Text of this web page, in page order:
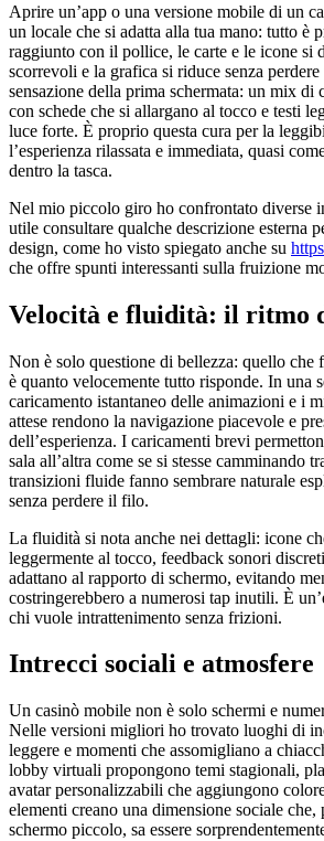
Aprire un’app o una versione mobile di un
un locale che si adatta alla tua mano: tutto è
raggiunto con il pollice, le carte e le icone si
scorrevoli e la grafica si riduce senza
sensazione della prima schermata: un mix di
con schede che si allargano al tocco e testi
luce forte. È proprio questa cura per la
l’esperienza rilassata e immediata, quasi
dentro la tasca.
Nel mio piccolo giro ho confrontato diverse
utile consultare qualche descrizione esterna
design, come ho visto spiegato anche su
che offre spunti interessanti sulla fruizione
Velocità e fluidità: il ritmo
Non è solo questione di bellezza: quello che
è quanto velocemente tutto risponde. In una
caricamento istantaneo delle animazioni e i
attese rendono la navigazione piacevole e
dell’esperienza. I caricamenti brevi
sala all’altra come se si stesse camminando
transizioni fluide fanno sembrare naturale
senza perdere il filo.
La fluidità si nota anche nei dettagli: icone
leggermente al tocco, feedback sonori
adattano al rapporto di schermo, evitando
costringerebbero a numerosi tap inutili. È
chi vuole intrattenimento senza frizioni.
Intrecci sociali e atmosfere
Un casinò mobile non è solo schermi e
Nelle versioni migliori ho trovato luoghi di
leggere e momenti che assomigliano a
lobby virtuali propongono temi stagionali,
avatar personalizzabili che aggiungono
elementi creano una dimensione sociale che,
schermo piccolo, sa essere